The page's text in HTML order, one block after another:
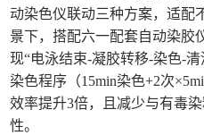
动染色仪联动三种方案，适配
景下，搭配六一配套自动染胶
现“电泳结束-凝胶转移-染色-清
染色程序（15min染色+2次
效率提升3倍，且减少与有毒
性。